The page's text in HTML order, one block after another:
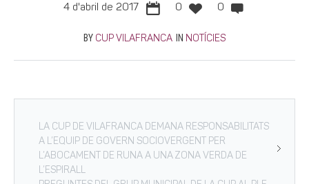
4 d'abril de 2017 0 0
BY CUP VILAFRANCA IN NOTÍCIES
LA CUP DE VILAFRANCA DEMANA RESPONSABILITATS
A L’EQUIP DE GOVERN SOCIOVERGENT PER
L’ABOCAMENT DE RUNA A UNA ZONA VERDA DE
L’ESPIRALL